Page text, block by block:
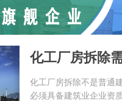
化工厂房拆除
化工厂房拆除不是普通
必须具备建筑业企业资